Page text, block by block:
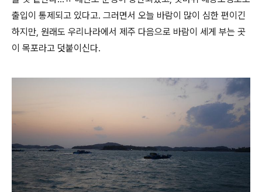
출입이 통제되고 있다고. 그러면서 오늘 바람이 많이 심한 편이긴
하지만, 원래도 우리나라에서 제주 다음으로 바람이 세게 부는 곳
이 목포라고 덧붙이신다.